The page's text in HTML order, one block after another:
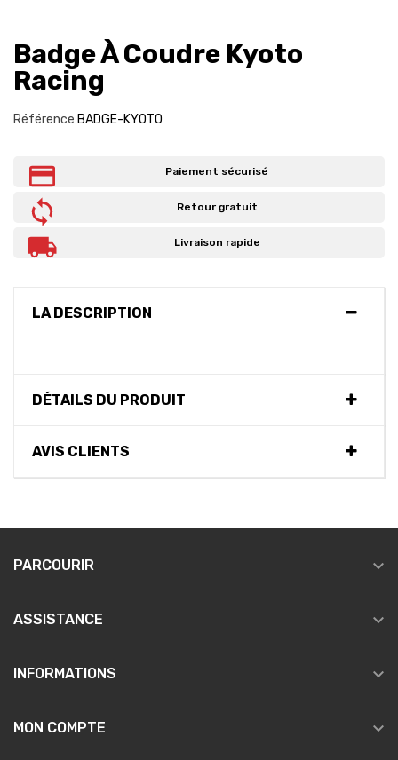
Badge À Coudre Kyoto
Racing
Référence BADGE-KYOTO
Paiement sécurisé
Retour gratuit
Livraison rapide
LA DESCRIPTION
DÉTAILS DU PRODUIT
AVIS CLIENTS
PARCOURIR 
ASSISTANCE 
INFORMATIONS 
MON COMPTE 